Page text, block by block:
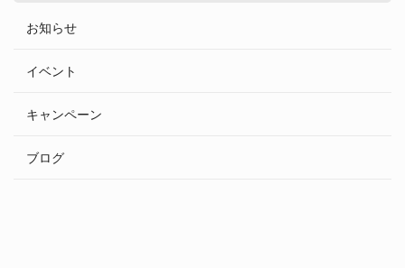
お知らせ
イベント
キャンペーン
ブログ